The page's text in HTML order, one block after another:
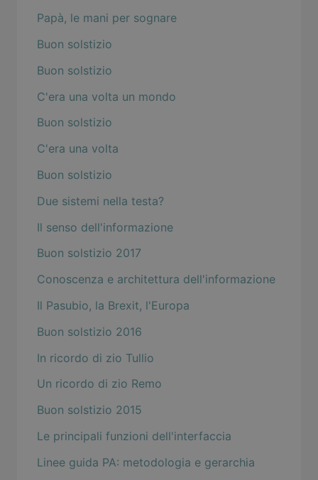
Papà, le mani per sognare
Buon solstizio
Buon solstizio
C'era una volta un mondo
Buon solstizio
C'era una volta
Buon solstizio
Due sistemi nella testa?
Il senso dell'informazione
Buon solstizio 2017
Conoscenza e architettura dell'informazione
Il Pasubio, la Brexit, l'Europa
Buon solstizio 2016
In ricordo di zio Tullio
Un ricordo di zio Remo
Buon solstizio 2015
Le principali funzioni dell'interfaccia
Linee guida PA: metodologia e gerarchia